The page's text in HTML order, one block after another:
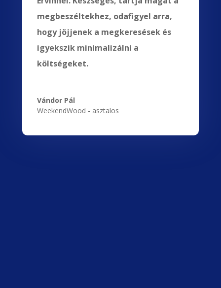
megbeszéltekhez, odafigyel arra,
hogy jöjjenek a megkeresések és
igyekszik minimalizálni a
költségeket.
Vándor Pál
WeekendWood - asztalos